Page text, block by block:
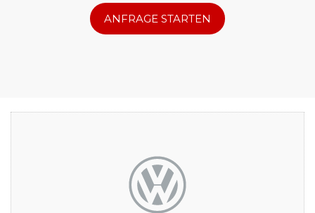
ANFRAGE STARTEN